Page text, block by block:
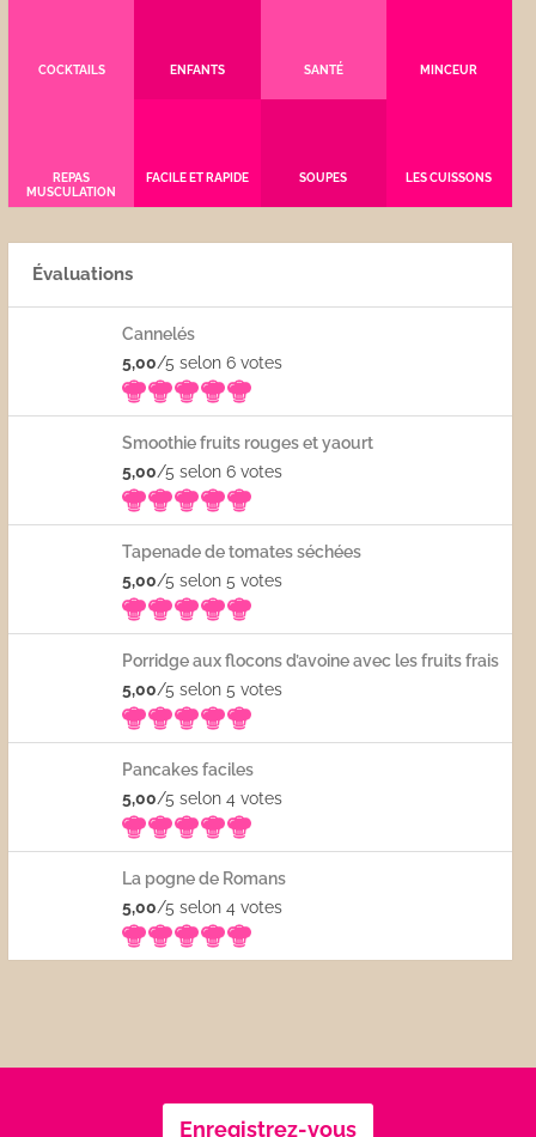
COCKTAILS ENFANTS SANTÉ MINCEUR
REPAS
MUSCULATION
FACILE ET RAPIDE SOUPES LES CUISSONS
Évaluations
Cannelés
5,00/5 selon 6votes
Smoothie fruits rouges et yaourt
5,00/5 selon 6votes
Tapenade de tomates séchées
5,00/5 selon 5votes
Porridge aux flocons d’avoine avec les fruits frais
5,00/5 selon 5votes
Pancakes faciles
5,00/5 selon 4votes
La pogne de Romans
5,00/5 selon 4votes
Enregistrez-vous